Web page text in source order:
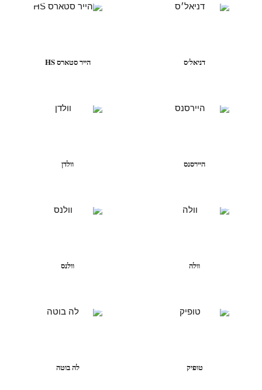
דניאל׳ס הייר סטארס HS
היירסנס וולדן
וולה וולנס
טופיק לה בוטה